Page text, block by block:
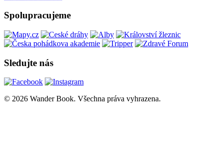
Spolupracujeme
Sledujte nás
© 2026 Wander Book. Všechna práva vyhrazena.